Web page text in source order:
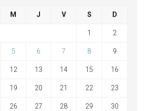
M J V S D
1 2
5 6 7 8 9
12 13 14 15 16
19 20 21 22 23
26 27 28 29 30